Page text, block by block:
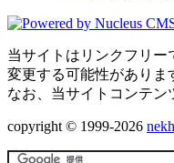
当サイトはリンクフリ
変更する可能性がありま
なお、当サイトコンテン
copyright © 1999-2026